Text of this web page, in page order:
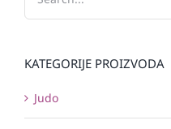
KATEGORIJE PROIZVODA
Judo